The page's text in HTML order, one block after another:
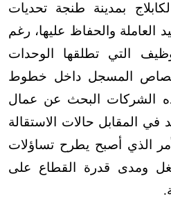
بمدينة طنجة تحديات
العاملة والحفاظ عليها، رغم
التي تطلقها الوحدات
المسجل داخل خطوط
هذه الشركات البحث عن عمال
المقابل حالات الاستقالة
الذي أصبح يطرح تساؤلات
ومدى قدرة القطاع على
.